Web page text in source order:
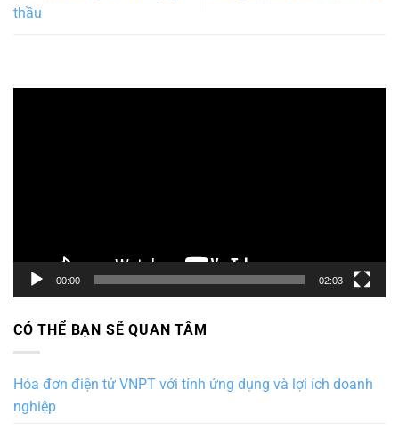
thầu
00:00 02:03
CÓ THỂ BẠN SẼ QUAN TÂM
Hóa đơn điện tử VNPT với tính ứng dụng và lợi ích doanh
nghiệp